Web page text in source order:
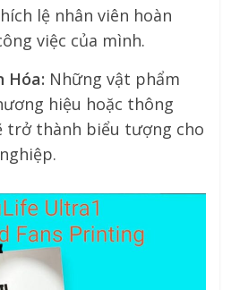
lệ nhân viên hoàn
việc của mình.
Hóa: Những vật phẩm
hiệu hoặc thông
trở thành biểu tượng cho